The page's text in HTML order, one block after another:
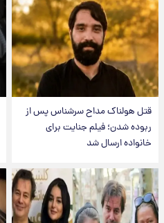
قتل هولناک مداح سرشناس پس از
ربوده شدن؛ فیلم جنایت برای
خانواده ارسال شد